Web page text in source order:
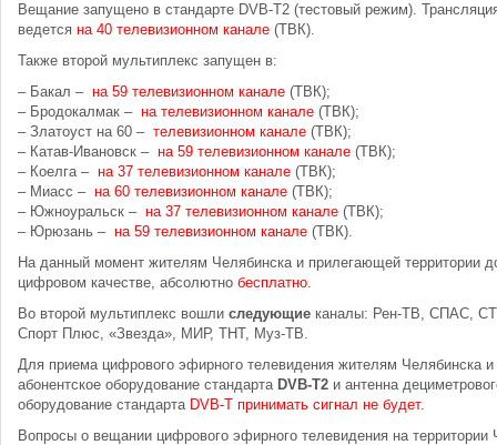
Вещание запущено в стандарте DVB-T2 (тестовый режим).
ведется на 40 телевизионном канале (ТВК).
Также второй мультиплекс запущен в:
– Бакал – на 59 телевизионном канале (ТВК);
– Бродокалмак – на телевизионном канале (ТВК);
– Златоуст на 60 – телевизионном канале (ТВК);
– Катав-Ивановск – на 59 телевизионном канале (ТВК);
– Коелга – на 37 телевизионном канале (ТВК);
– Миасс – на 60 телевизионном канале (ТВК);
– Южноуральск – на 37 телевизионном канале (ТВК);
– Юрюзань – на 59 телевизионном канале (ТВК).
На данный момент жителям Челябинска и прилегающей территории
цифровом качестве, абсолютно бесплатно.
Во второй мультиплекс вошли следующие каналы: Рен-ТВ, СПАС,
Спорт Плюс, «Звезда», МИР, ТНТ, Муз-ТВ.
Для приема цифрового эфирного телевидения жителям Челябинска и
абонентское оборудование стандарта DVB-T2 и антенна
оборудование стандарта DVB-T принимать сигнал не будет.
Вопросы о вещании цифрового эфирного телевидения на территории